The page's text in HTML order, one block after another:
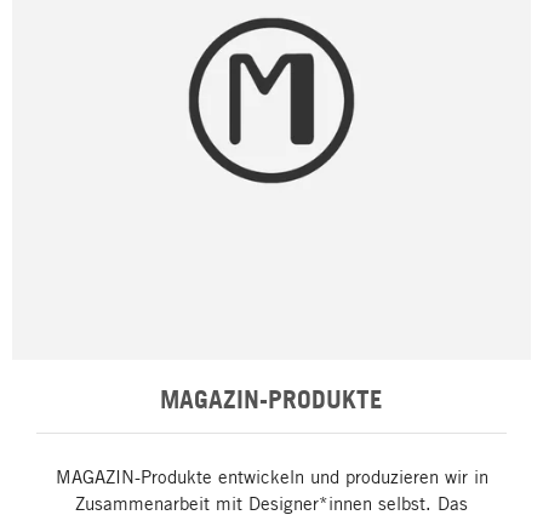
MAGAZIN-PRODUKTE
MAGAZIN-Produkte entwickeln und produzieren wir in
Zusammenarbeit mit Designer*innen selbst. Das